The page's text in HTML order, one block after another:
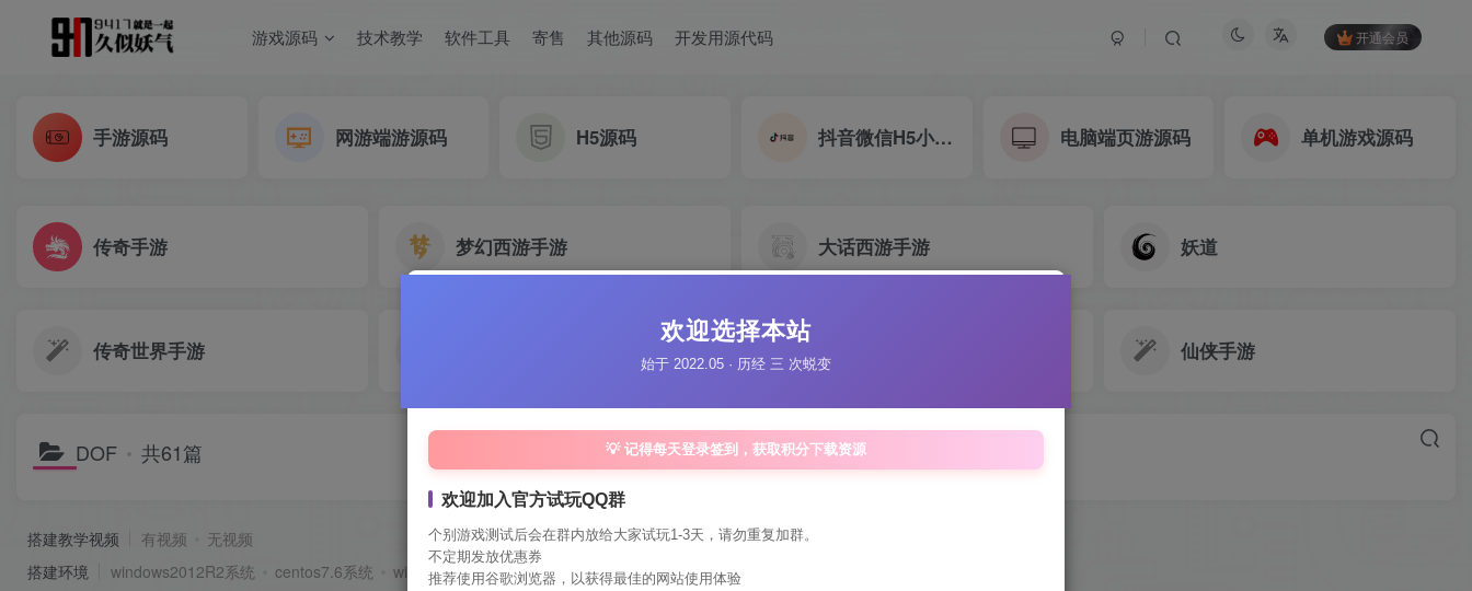
游戏源码 技术教学 软件工具 寄售 其他源码 开发用源代码 开通会员
手游源码 网游端游源码 H5源码 抖音微信H5小游戏源码 电脑端页游源码 单机游戏源码
传奇手游 梦幻西游手游 大话西游手游 妖道
传奇世界手游 魔域手游 仙侠手游
DOF 共61篇
搭建教学视频 有视频
无视频
搭建环境
windows2012R2系统 centos7.6系统 windows2016系统 ubuntu系统 windows2019系统
欢迎选择本站
始于 2022.05 · 历经 三 次蜕变
💡 记得每天登录签到，获取积分下载资源
欢迎加入官方试玩QQ群
个别游戏测试后会在群内放给大家试玩1-3天，请勿重复加群。
不定期发放优惠券
推荐使用谷歌浏览器，以获得最佳的网站使用体验